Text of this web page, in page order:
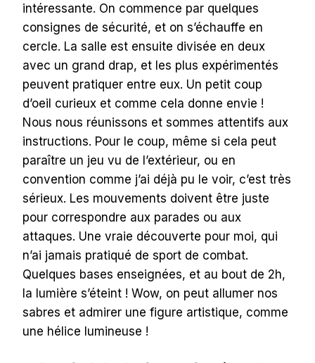
intéressante. On commence par quelques
consignes de sécurité, et on s’échauffe en
cercle. La salle est ensuite divisée en deux
avec un grand drap, et les plus expérimentés
peuvent pratiquer entre eux. Un petit coup
d’oeil curieux et comme cela donne envie !
Nous nous réunissons et sommes attentifs aux
instructions. Pour le coup, même si cela peut
paraître un jeu vu de l’extérieur, ou en
convention comme j’ai déjà pu le voir, c’est très
sérieux. Les mouvements doivent être juste
pour correspondre aux parades ou aux
attaques. Une vraie découverte pour moi, qui
n’ai jamais pratiqué de sport de combat.
Quelques bases enseignées, et au bout de 2h,
la lumière s’éteint ! Wow, on peut allumer nos
sabres et admirer une figure artistique, comme
une hélice lumineuse !